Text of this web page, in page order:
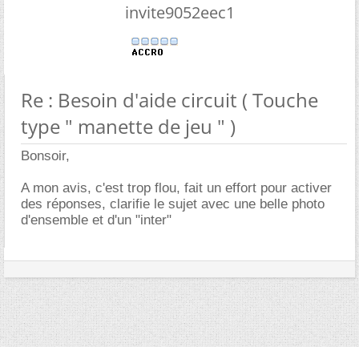
invite9052eec1
Re : Besoin d'aide circuit ( Touche
type " manette de jeu " )
Bonsoir,
A mon avis, c'est trop flou, fait un effort pour activer
des réponses, clarifie le sujet avec une belle photo
d'ensemble et d'un "inter"